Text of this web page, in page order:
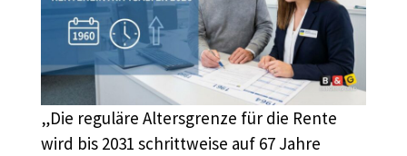
„Die reguläre Altersgrenze für die Rente
wird bis 2031 schrittweise auf 67 Jahre